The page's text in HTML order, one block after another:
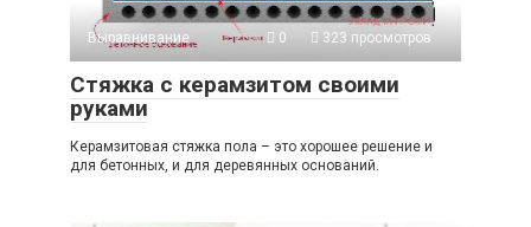
Выравнивание 0 323 просмотров
Стяжка с керамзитом своими
руками
Керамзитовая стяжка пола – это хорошее решение и
для бетонных, и для деревянных оснований.